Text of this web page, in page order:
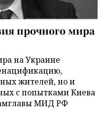
прочного мира
на Украине
жителей, но и
с попытками Киева
МИД РФ